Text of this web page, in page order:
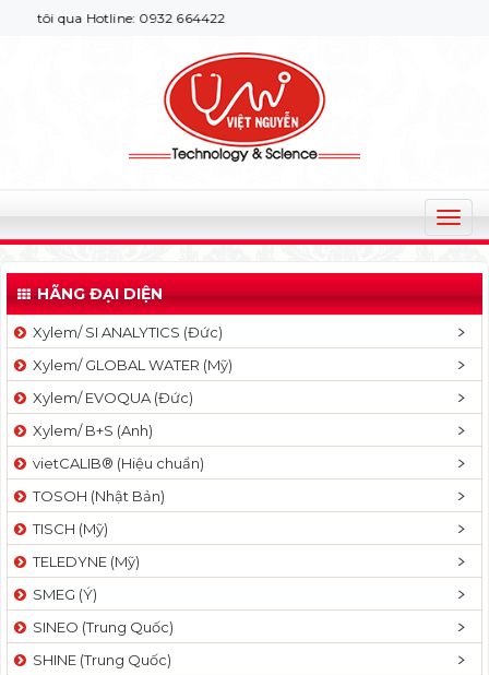
qua Hotline: 0932 664422
T
o
g
l
v
a
t
n
HÃNG ĐẠI DIỆN
Xylem/ SI ANALYTICS (Đức)
Xylem/ GLOBAL WATER (Mỹ)
Xylem/ EVOQUA (Đức)
Xylem/ B+S (Anh)
vietCALIB® (Hiệu chuẩn)
TOSOH (Nhật Bản)
TISCH (Mỹ)
TELEDYNE (Mỹ)
SMEG (Ý)
SINEO (Trung Quốc)
SHINE (Trung Quốc)